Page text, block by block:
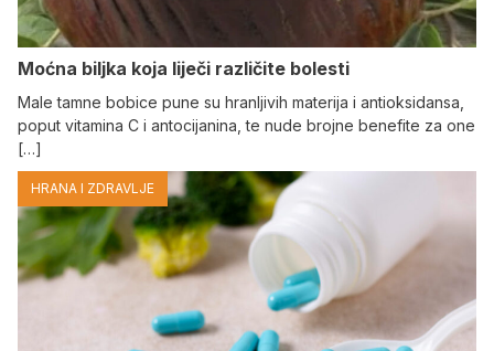
Moćna biljka koja liječi različite bolesti
Male tamne bobice pune su hranljivih materija i antioksidansa,
poput vitamina C i antocijanina, te nude brojne benefite za one
[…]
HRANA I ZDRAVLJE